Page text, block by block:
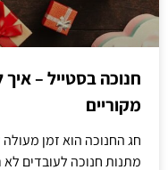
חנוכה בסטייל –
מקוריים
חג החנוכה הוא זמן
מתנות חנוכה לעובדים